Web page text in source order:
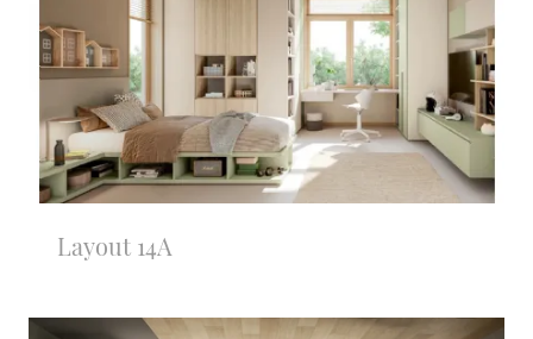
Layout 14A